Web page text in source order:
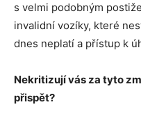
s velmi podobným
invalidní vozíky, které
dnes neplatí a přístup k
Nekritizují vás za tyto
přispět?